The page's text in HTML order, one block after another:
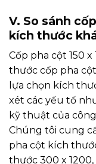
V. So sánh
kích thước
Cốp pha cột 150
thước cốp pha
lựa chọn kích
xét các yếu tố
kỹ thuật của
Chúng tôi cung
pha cột kích
thước 300 x